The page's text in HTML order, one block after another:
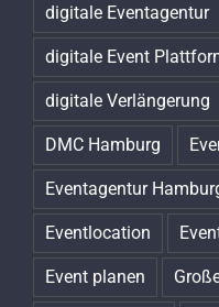
digitale Eventagentur
digitale Event
digitale Verlängerung
DMC Hamburg
Eventagentur
Eventlocation
Event planen